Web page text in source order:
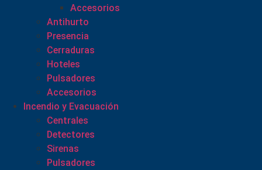
Accesorios
Antihurto
Presencia
Cerraduras
Hoteles
Pulsadores
Accesorios
Incendio y Evacuación
Centrales
Detectores
Sirenas
Pulsadores